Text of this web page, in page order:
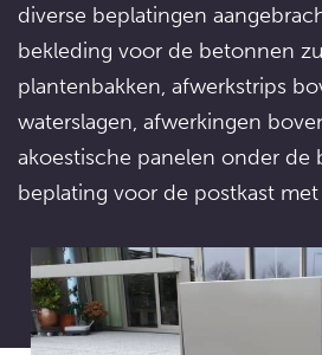
diverse beplatingen
bekleding voor de betonnen
plantenbakken, afwerkstrips
waterslagen, afwerkingen
akoestische panelen onder de
beplating voor de postkast